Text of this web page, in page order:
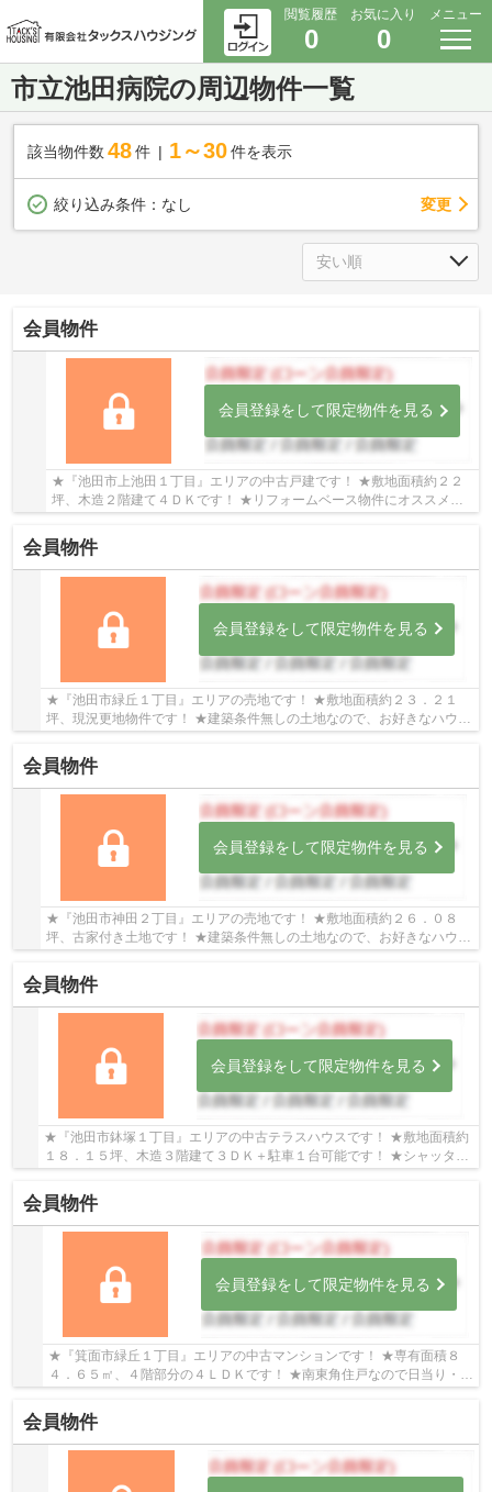
閲覧履歴
0
お気に入り
0
メニュー
市立池田病院の周辺物件一覧
該当物件数 48件 1～30 件を表示
絞り込み条件： なし 変更
会員物件
会員登録をして限定物件を見る
★『池田市上池田１丁目』エリアの中古戸建です！ ★敷地面積約２２
坪、木造２階建て４ＤＫです！ ★リフォームベース物件にオススメで
会員物件
会員登録をして限定物件を見る
★『池田市緑丘１丁目』エリアの売地です！ ★敷地面積約２３．２１
坪、現況更地物件です！ ★建築条件無しの土地なので、お好きなハウス
会員物件
会員登録をして限定物件を見る
★『池田市神田２丁目』エリアの売地です！ ★敷地面積約２６．０８
坪、古家付き土地です！ ★建築条件無しの土地なので、お好きなハウス
メーカー・工務店で建築可能です！
会員物件
会員登録をして限定物件を見る
★『池田市鉢塚１丁目』エリアの中古テラスハウスです！ ★敷地面積約
１８．１５坪、木造３階建て３ＤＫ＋駐車１台可能です！ ★シャッター
付き車庫、屋上はスカイバルコニーのある物件で...
会員物件
会員登録をして限定物件を見る
★『箕面市緑丘１丁目』エリアの中古マンションです！ ★専有面積８
４．６５㎡、４階部分の４ＬＤＫです！ ★南東角住戸なので日当り・通
風良好な物件です！
会員物件